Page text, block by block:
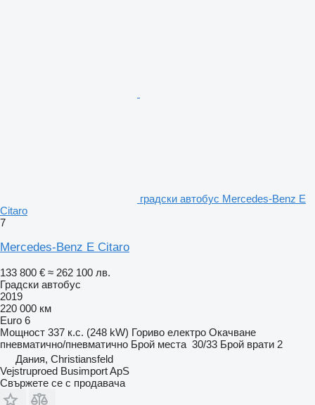
градски автобус Mercedes-Benz E
Citaro
7
Mercedes-Benz E Citaro
133 800 € ≈ 262 100 лв.
Градски автобус
2019
220 000 км
Euro 6
Мощност 337 к.с. (248 kW) Гориво електро Окачване
пневматично/пневматично Брой места 30/33 Брой врати 2
Дания, Christiansfeld
Vejstruproed Busimport ApS
Свържете се с продавача